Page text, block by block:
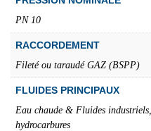
PN 10
RACCORDEMENT
Fileté ou taraudé GAZ (BSPP)
FLUIDES PRINCIPAUX
Eau chaude & Fluides
hydrocarbures